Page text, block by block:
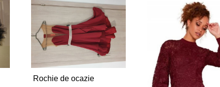
Rochie de ocazie